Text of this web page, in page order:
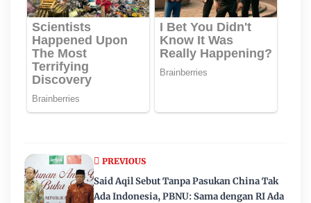
PREVIOUS
Said Aqil Sebut Tanpa Pasukan China Tak
Ada Indonesia, PBNU: Sama dengan RI Ada